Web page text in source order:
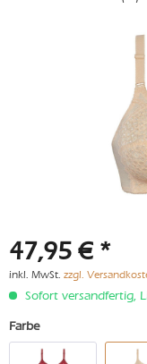
47,95 € *
inkl. MwSt. zzgl.
Sofort versandfertig,
Farbe